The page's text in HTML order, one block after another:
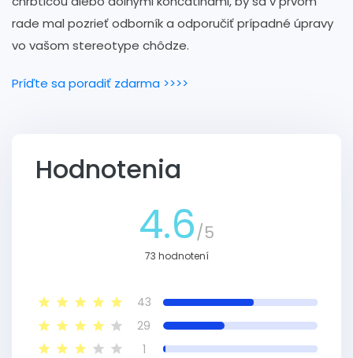
rade mal pozrieť odborník a odporučiť prípadné úpravy
vo vašom stereotype chôdze.
Príďte sa poradiť zdarma >>>>
Hodnotenia
4.6/5
73 hodnotení
43
29
1